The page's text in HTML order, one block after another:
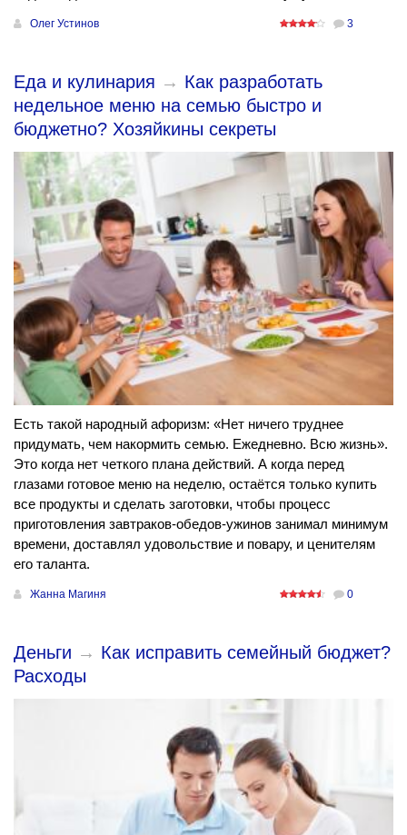
Олег Устинов 3
Еда и кулинария → Как разработать
недельное меню на семью быстро и
бюджетно? Хозяйкины секреты
Есть такой народный афоризм: «Нет ничего труднее
придумать, чем накормить семью. Ежедневно. Всю жизнь».
Это когда нет четкого плана действий. А когда перед
глазами готовое меню на неделю, остаётся только купить
все продукты и сделать заготовки, чтобы процесс
приготовления завтраков-обедов-ужинов занимал минимум
времени, доставлял удовольствие и повару, и ценителям
его таланта.
Жанна Магиня 0
Деньги → Как исправить семейный бюджет?
Расходы